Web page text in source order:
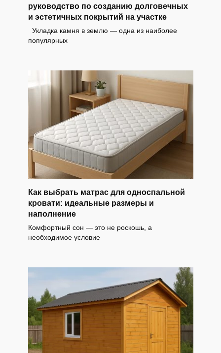
руководство по созданию долговечных
и эстетичных покрытий на участке
Укладка камня в землю — одна из наиболее
популярных
Как выбрать матрас для односпальной
кровати: идеальные размеры и
наполнение
Комфортный сон — это не роскошь, а
необходимое условие